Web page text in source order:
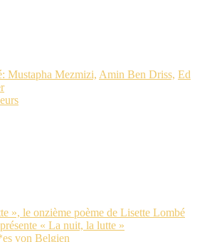
Mustapha Mezmizi, Amin Ben Driss, Ed
», le onzième poème de Lisette Lombé
« La nuit, la lutte »
von Belgien